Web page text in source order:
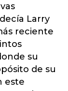
Larry
reciente
su
de su
este